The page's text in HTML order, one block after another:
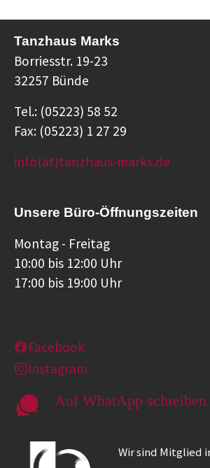
Tanzhaus Marks
Borriesstr. 19-23
32257 Bünde
Tel.: (05223) 58 52
Fax: (05223) 1 27 29
info(at)tanzhaus-marks.de
Unsere Büro-Öffnungszeiten
Montag - Freitag
10:00 bis 12:00 Uhr
17:00 bis 19:00 Uhr
Facebook
Instagram
Auf WhatApp schreiben
Wir sind Mitglied